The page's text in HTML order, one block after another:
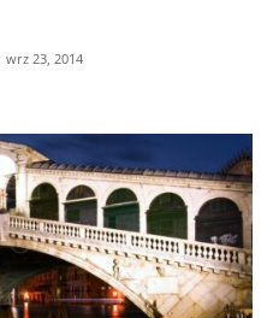
wrz 23, 2014